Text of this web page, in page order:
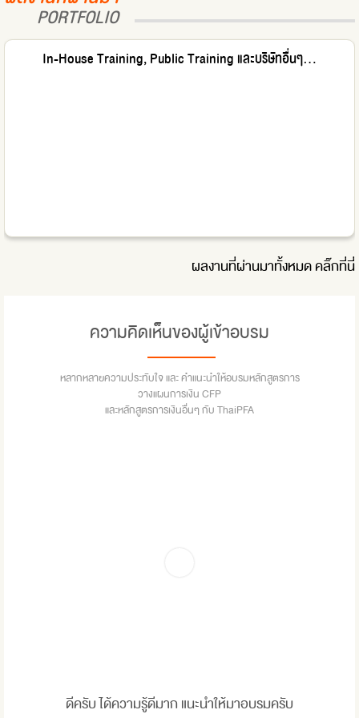
PORTFOLIO
In-House Training, Public Training และบริษัทอื่นๆ...
ผลงานที่ผ่านมาทั้งหมดคลิ๊กที่นี่
ความคิดเห็นของผู้เข้าอบรม
หลากหลายความประทับใจ และ คำแนะนำให้อบรมหลักสูตรการ
วางแผนการเงิน CFP
และหลักสูตรการเงินอื่นๆ กับ ThaiPFA
ดีครับ ได้ความรู้ดีมาก แนะนำให้มาอบรมครับ